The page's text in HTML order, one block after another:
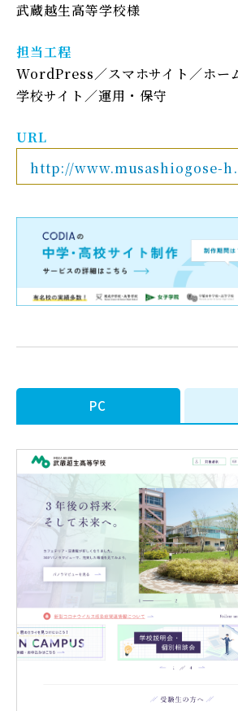
武蔵越生高等学校様
担当工程
WordPress
スマホサイト
ホー
学校サイト
運用・保守
URL
http://www.musashiogose-
PC